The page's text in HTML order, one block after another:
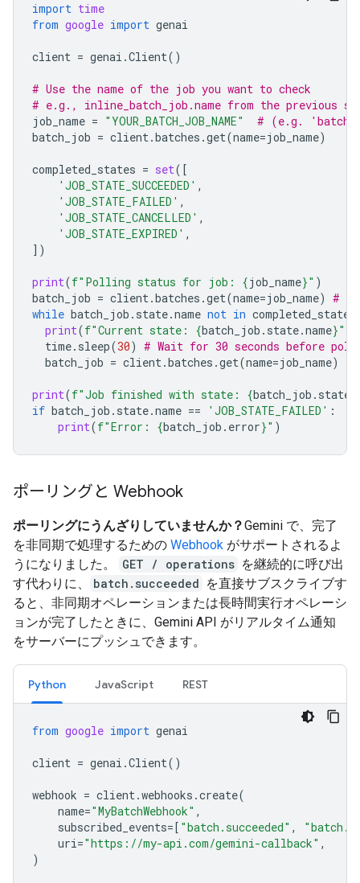
import time
from google import genai
client = genai .Client()
# Use the name of the job you want to check
# e.g., inline_batch_job.name from the previous
job_name = "YOUR_BATCH_JOB_NAME"
# (e.g.
batch_job = client.batches .get(name=job_name)
completed_states = set([
'JOB_STATE_SUCCEEDED' ,
'JOB_STATE_FAILED' ,
'JOB_STATE_CANCELLED' ,
'JOB_STATE_EXPIRED' ,
])
print(f"Polling status for job: {job_name}" )
batch_job = client.batches .get(name=job_name) #
while batch_job . state.name not in completed_states
print(f"Current state: {batch_job . state.name}"
time. sleep(30) # Wait for 30 seconds before
batch_job = client.batches .get(name=job_name)
print(f"Job finished with state: {batch_job . state
if batch_job . state.name == 'JOB_STATE_FAILED' :
print(f"Error: {batch_job . error}" )
ポーリングと Webhook
ポーリングにうんざりしていませんか？Gemini で、完了
を非同期で処理するための Webhook がサポートされるよ
うになりました。
GET / operations を継続的に呼び出
す代わりに、
batch.succeeded を直接サブスクライブす
ると、非同期オペレーションまたは長時間実行オペレーシ
ョンが完了したときに、Gemini API がリアルタイム通知
をサーバーにプッシュできます。
Python JavaScript REST
from google import genai
client = genai .Client()
webhook = client.webhooks .create(
name="MyBatchWebhook" ,
subscribed_events=[ "batch.succeeded" ,
uri="https://my-api.com/gemini-callback" ,
)